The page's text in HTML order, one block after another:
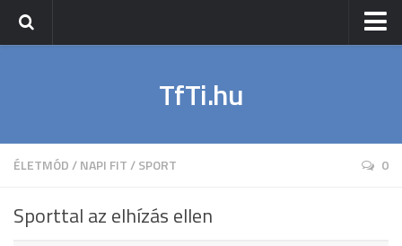
Wellness
TfTi.hu
ÉLETMÓD/NAPI FIT/SPORT 0
Sporttal az elhízás ellen